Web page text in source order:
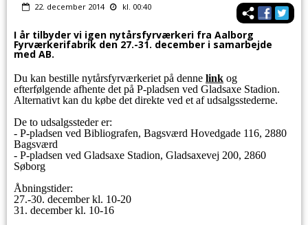
22. december 2014 kl. 00:40
I år tilbyder vi igen nytårsfyrværkeri fra Aalborg
Fyrværkerifabrik den 27.-31. december i samarbejde
med AB.
Du kan bestille nytårsfyrværkeriet på denne link og
efterfølgende afhente det på P-pladsen ved Gladsaxe Stadion.
Alternativt kan du købe det direkte ved et af udsalgsstederne.
De to udsalgssteder er:
- P-pladsen ved Bibliografen, Bagsværd Hovedgade 116, 2880
Bagsværd
- P-pladsen ved Gladsaxe Stadion, Gladsaxevej 200, 2860
Søborg
Åbningstider:
27.-30. december kl. 10-20
31. december kl. 10-16